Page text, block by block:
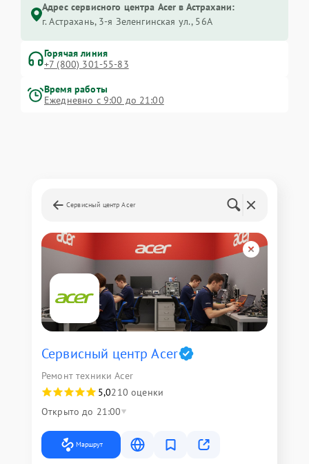
Адрес сервисного центра Acer в Астрахани:
г. Астрахань, 3-я Зеленгинская ул., 56А
Горячая линия
+7 (800) 301-55-83
Время работы
Ежедневно с 9:00 до 21:00
Сервисный центр Acer
Сервисный центр Acer
Ремонт техники Acer
5,0210 оценки
Открыто до 21:00
Маршрут